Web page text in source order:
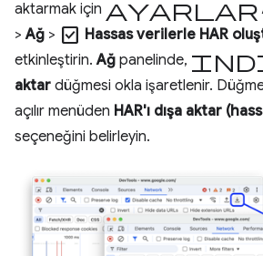
aktarmak için ayarlar
>Ağ > check_box Hassas verilerle HAR
etkinleştirin.Ağ panelinde,
aktar düğmesi okla işaretlenir.
açılır menüden HAR'ı dışa aktar
seçeneğini belirleyin.